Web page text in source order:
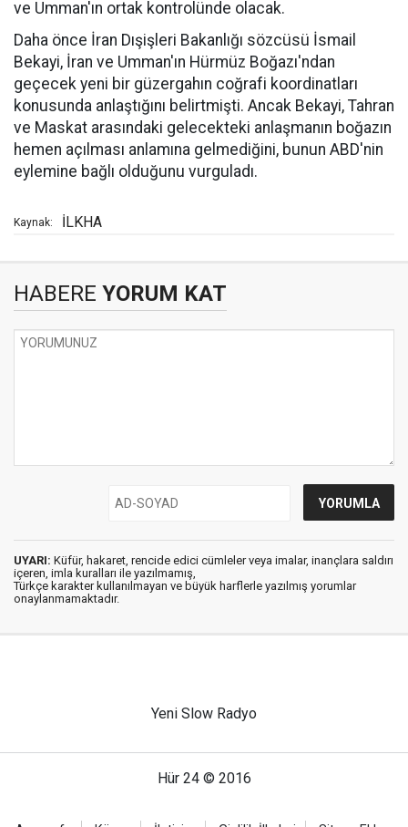
ve Umman'ın ortak kontrolünde olacak.
Daha önce İran Dışişleri Bakanlığı sözcüsü İsmail
Bekayi, İran ve Umman'ın Hürmüz Boğazı'ndan
geçecek yeni bir güzergahın coğrafi koordinatları
konusunda anlaştığını belirtmişti. Ancak Bekayi, Tahran
ve Maskat arasındaki gelecekteki anlaşmanın boğazın
hemen açılması anlamına gelmediğini, bunun ABD'nin
eylemine bağlı olduğunu vurguladı.
Kaynak: İLKHA
HABERE YORUM KAT
UYARI: Küfür, hakaret, rencide edici cümleler veya imalar, inançlara saldırı
içeren, imla kuralları ile yazılmamış,
Türkçe karakter kullanılmayan ve büyük harflerle yazılmış yorumlar
onaylanmamaktadır.
Yeni Slow Radyo
Hür 24 © 2016